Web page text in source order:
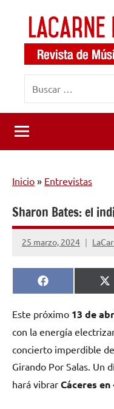
contenido
LaCarne
Magazine
de
música
internacional
Inicio » Entrevistas
Sharon Bates: el
25 marzo, 2024
Compartir
en
Facebook
X
Este próximo 13 de
con la energía
concierto imperdible
Girando Por Salas. Un
hará vibrar Cáceres